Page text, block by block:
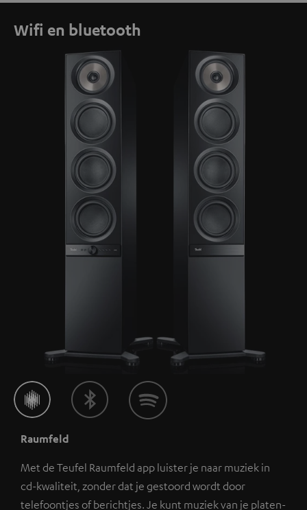
Wifi en bluetooth
Raumfeld
Met de Teufel Raumfeld app luister je naar muziek in
cd-kwaliteit, zonder dat je gestoord wordt door
telefoontjes of berichtjes. Je kunt muziek van je platen-